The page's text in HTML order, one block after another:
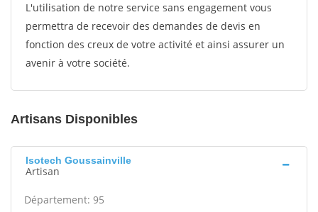
L'utilisation de notre service sans engagement vous
permettra de recevoir des demandes de devis en
fonction des creux de votre activité et ainsi assurer un
avenir à votre société.
Artisans Disponibles
Isotech Goussainville
Artisan
Département: 95